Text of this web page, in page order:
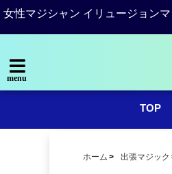
女性マジシャン イリュージョン
menu
TOP
ホーム 出張マジック